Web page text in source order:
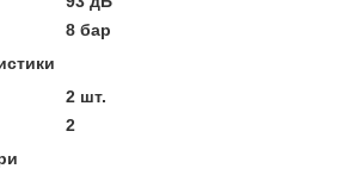
8 бар
2 шт.
2